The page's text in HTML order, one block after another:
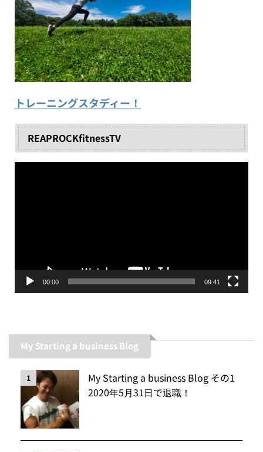
トレーニングスタディー！
REAPROCKfitnessTV
00:00 09:41
My Starting a business Blog
1
My Starting a business Blog その1
2020年5月31日で退職！